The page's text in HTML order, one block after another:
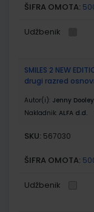
ŠIFRA OMOTA:
Udžbenik
SMILES 2 NEW
drugi razred
Autor(i): Jenny Dooley
Nakladnik: ALFA d.d.
SKU: 567030
ŠIFRA OMOTA:
Udžbenik